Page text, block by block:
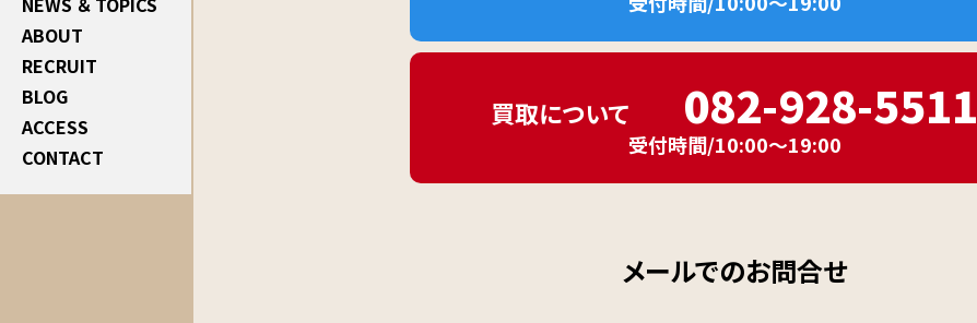
ABOUT
RECRUIT
BLOG
ACCESS
CONTACT
買取について 082-928-5511
受付時間/10:00～19:00
メールでのお問合せ